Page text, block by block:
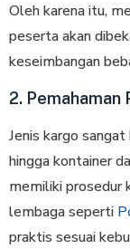
Oleh karena itu,
peserta akan
keseimbangan
2. Pemahaman
Jenis kargo sangat
hingga kontainer
memiliki prosedur
lembaga seperti
praktis sesuai